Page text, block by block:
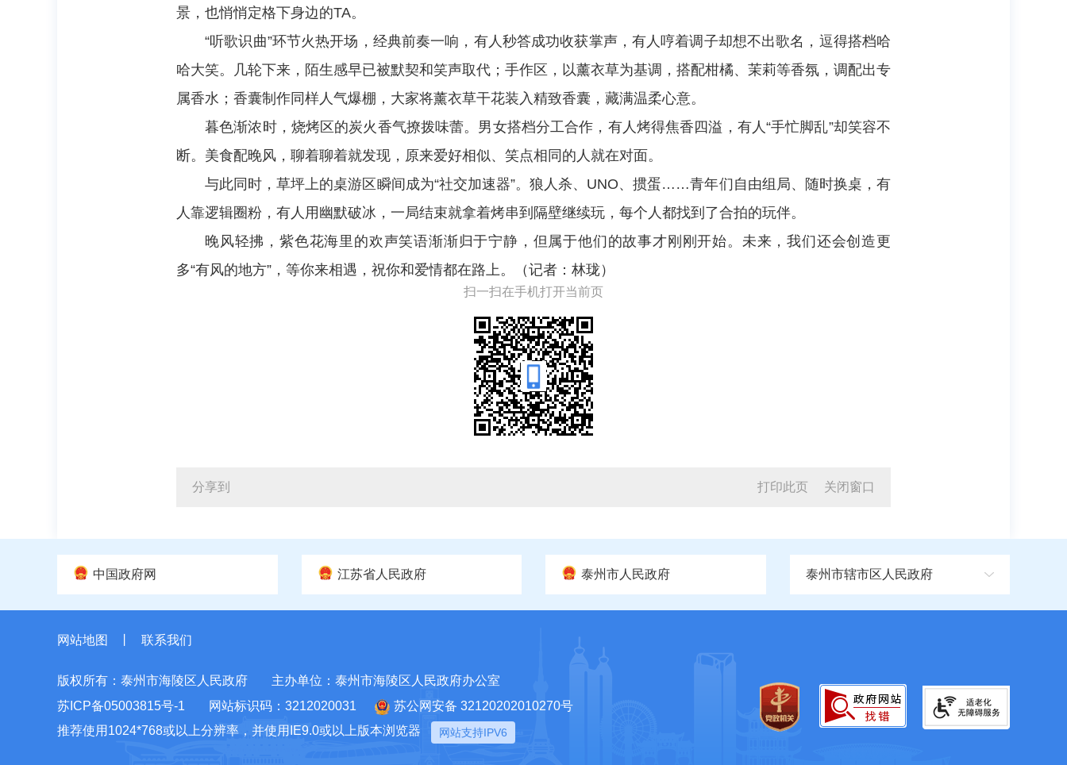
景，也悄悄定格下身边的TA。
“听歌识曲”环节火热开场，经典前奏一响，有人秒答成功收获掌声，有人哼着调子却想不出歌名，逗得搭档哈
哈大笑。几轮下来，陌生感早已被默契和笑声取代；手作区，以薰衣草为基调，搭配柑橘、茉莉等香氛，调配出专
属香水；香囊制作同样人气爆棚，大家将薰衣草干花装入精致香囊，藏满温柔心意。
暮色渐浓时，烧烤区的炭火香气撩拨味蕾。男女搭档分工合作，有人烤得焦香四溢，有人“手忙脚乱”却笑容不
断。美食配晚风，聊着聊着就发现，原来爱好相似、笑点相同的人就在对面。
与此同时，草坪上的桌游区瞬间成为“社交加速器”。狼人杀、UNO、掼蛋……青年们自由组局、随时换桌，有
人靠逻辑圈粉，有人用幽默破冰，一局结束就拿着烤串到隔壁继续玩，每个人都找到了合拍的玩伴。
晚风轻拂，紫色花海里的欢声笑语渐渐归于宁静，但属于他们的故事才刚刚开始。未来，我们还会创造更
多“有风的地方”，等你来相遇，祝你和爱情都在路上。（记者：林珑）
扫一扫在手机打开当前页
分享到 打印此页 关闭窗口
中国政府网 江苏省人民政府 泰州市人民政府 泰州市辖市区人民政府
网站地图 联系我们
版权所有：泰州市海陵区人民政府
主办单位：泰州市海陵区人民政府办公室
苏ICP备05003815号-1
网站标识码：3212020031
苏公网安备 32120202010270号
推荐使用1024*768或以上分辨率，并使用IE9.0或以上版本浏览器
网站支持IPV6